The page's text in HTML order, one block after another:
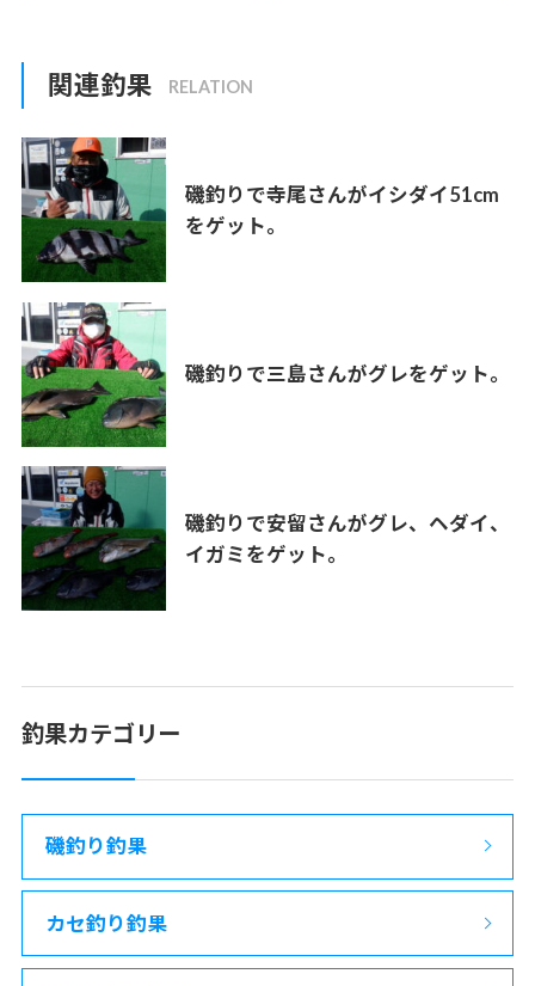
関連釣果
磯釣りで寺尾さんがイシダイ51cm
をゲット。
磯釣りで三島さんがグレをゲット。
磯釣りで安留さんがグレ、ヘダイ、
イガミをゲット。
釣果カテゴリー
磯釣り釣果
カセ釣り釣果